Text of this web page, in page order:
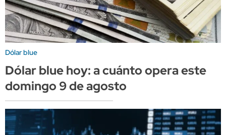
Dólar blue
Dólar blue hoy: a cuánto opera este
domingo 9 de agosto